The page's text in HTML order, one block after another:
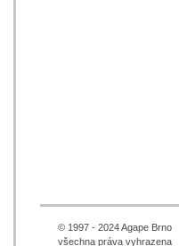
© 1997 - 2024 Agape Brno
všechna práva vyhrazena